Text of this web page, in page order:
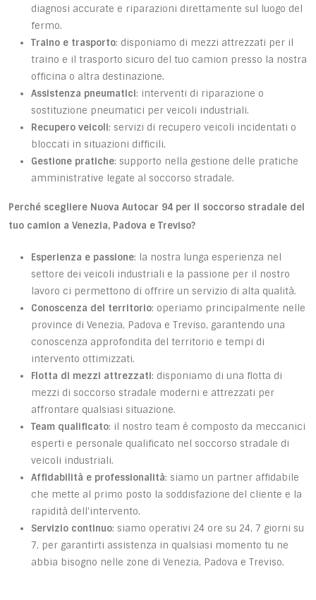
diagnosi accurate e riparazioni direttamente sul luogo del
fermo.
Traino e trasporto: disponiamo di mezzi attrezzati per il
traino e il trasporto sicuro del tuo camion presso la nostra
officina o altra destinazione.
Assistenza pneumatici: interventi di riparazione o
sostituzione pneumatici per veicoli industriali.
Recupero veicoli: servizi di recupero veicoli incidentati o
bloccati in situazioni difficili.
Gestione pratiche: supporto nella gestione delle pratiche
amministrative legate al soccorso stradale.
Perché scegliere Nuova Autocar 94 per il soccorso stradale del
tuo camion a Venezia, Padova e Treviso?
Esperienza e passione: la nostra lunga esperienza nel
settore dei veicoli industriali e la passione per il nostro
lavoro ci permettono di offrire un servizio di alta qualità.
Conoscenza del territorio: operiamo principalmente nelle
province di Venezia, Padova e Treviso, garantendo una
conoscenza approfondita del territorio e tempi di
intervento ottimizzati.
Flotta di mezzi attrezzati: disponiamo di una flotta di
mezzi di soccorso stradale moderni e attrezzati per
affrontare qualsiasi situazione.
Team qualificato: il nostro team è composto da meccanici
esperti e personale qualificato nel soccorso stradale di
veicoli industriali.
Affidabilità e professionalità: siamo un partner affidabile
che mette al primo posto la soddisfazione del cliente e la
rapidità dell'intervento.
Servizio continuo: siamo operativi 24 ore su 24, 7 giorni su
7, per garantirti assistenza in qualsiasi momento tu ne
abbia bisogno nelle zone di Venezia, Padova e Treviso.